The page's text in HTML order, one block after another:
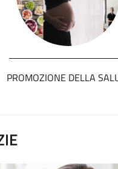
PROMOZIONE DELLA